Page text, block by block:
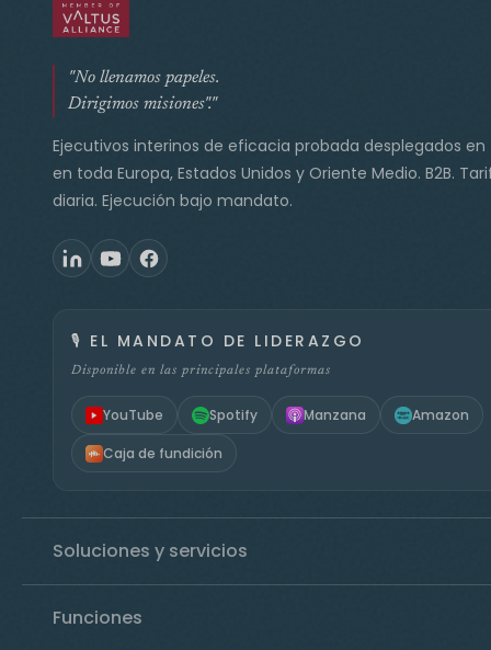
"No llenamos papeles.
Dirigimos misiones"."
Ejecutivos interinos de eficacia probada desplegados en
en toda Europa, Estados Unidos y Oriente Medio. B2B.
diaria. Ejecución bajo mandato.
🎙️ EL MANDATO DE LIDERAZGO
Disponible en las principales plataformas
YouTube Spotify Manzana Amazon
Caja de fundición
Soluciones y servicios
Funciones